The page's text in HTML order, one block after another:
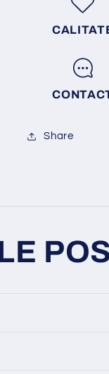
Share